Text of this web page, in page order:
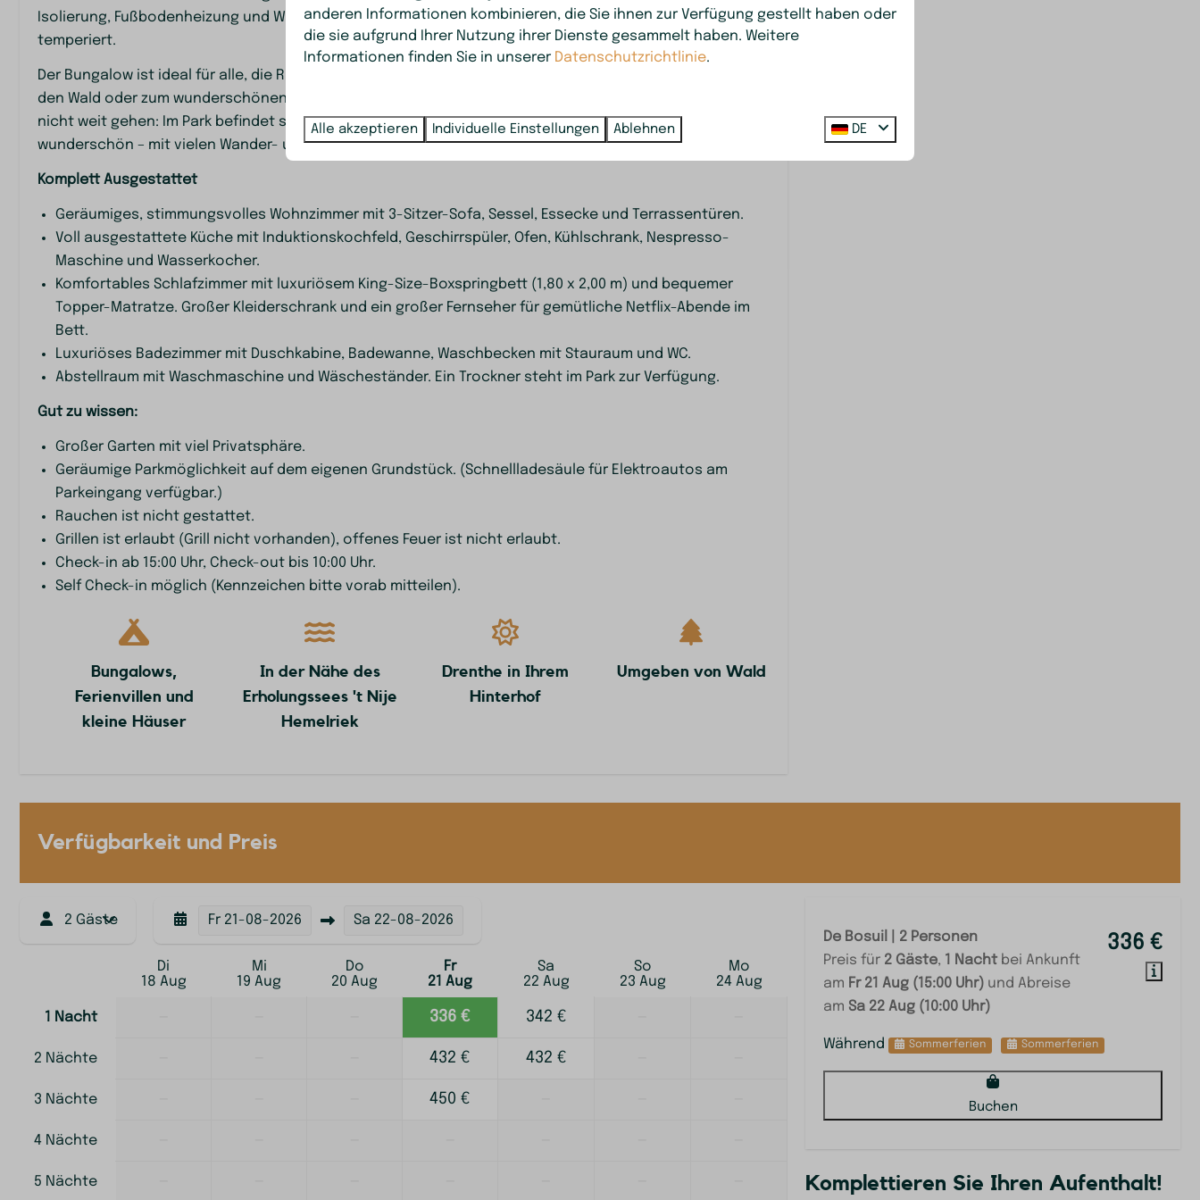
Badewanne
Heizung und Kühlung
Fußbodenheizung
Standort
Schatten
Ruhige Lage
Freistehend
Außenbereich
Esstisch für draußen
Terrasse
Garten
Sicherheit
Bildschirme
Rauchmelder
Eisen
Bügelbrett
Hoover
Erdgeschoss
Sport und Aktivitäten
Fahrradverleih
Parkanlagen
Parkplätze
Schaukeln
Frühstücksdienst
Ladestation für
Ladestation für Elektroautos
Isolierung, Fußbodenheizung und Wärmepumpe ist das Ferienhaus in jeder Jahreszeit angenehm
temperiert.
Der Bungalow ist ideal für alle, die Ruhe, Freiraum und Natur genießen möchten. Du spazierst direkt in
den Wald oder zum wunderschönen azurblauen Badesee 't Nije Hemelriek. Auch kulinarisch musst du
nicht weit gehen: Im Park befindet sich ein Restaurant, in dem du lecker essen kannst. Die Umgebung ist
wunderschön – mit vielen Wander- und Radwegen sowie beeindruckenden Hünengräbern in der Nähe.
Komplett Ausgestattet
Geräumiges, stimmungsvolles Wohnzimmer mit 3-Sitzer-Sofa, Sessel, Essecke und Terrassentüren.
Voll ausgestattete Küche mit Induktionskochfeld, Geschirrspüler, Ofen, Kühlschrank, Nespresso-
Maschine und Wasserkocher.
Komfortables Schlafzimmer mit luxuriösem King-Size-Boxspringbett (1,80 x 2,00 m) und bequemer
Topper-Matratze. Großer Kleiderschrank und ein großer Fernseher für gemütliche Netflix-Abende im
Bett.
Luxuriöses Badezimmer mit Duschkabine, Badewanne, Waschbecken mit Stauraum und WC.
Abstellraum mit Waschmaschine und Wäscheständer. Ein Trockner steht im Park zur Verfügung.
Gut zu wissen:
Großer Garten mit viel Privatsphäre.
Geräumige Parkmöglichkeit auf dem eigenen Grundstück. (Schnellladesäule für Elektroautos am
Parkeingang verfügbar.)
Rauchen ist nicht gestattet.
Grillen ist erlaubt (Grill nicht vorhanden), offenes Feuer ist nicht erlaubt.
Check-in ab 15:00 Uhr, Check-out bis 10:00 Uhr.
Self Check-in möglich (Kennzeichen bitte vorab mitteilen).
Bungalows,
Ferienvillen und
kleine Häuser
In der Nähe des
Erholungssees 't Nije
Hemelriek
Drenthe in Ihrem
Hinterhof
Umgeben von Wald
Verfügbarkeit und Preis
2 Gäste Fr 21-08-2026 Sa 22-08-2026
Di
18 Aug
Mi
19 Aug
Do
20 Aug
Fr
21 Aug
Sa
22 Aug
So
23 Aug
Mo
24 Aug
1 Nacht 336 € 342 €
2 Nächte 432 € 432 €
3 Nächte 450 €
4 Nächte
5 Nächte
336 €
De Bosuil | 2 Personen
Preis für 2 Gäste, 1 Nacht bei Ankunft
am Fr 21 Aug (15:00 Uhr) und Abreise
am Sa 22 Aug (10:00 Uhr)
Während Sommerferien Sommerferien
Buchen
Komplettieren Sie Ihren Aufenthalt!
anderen Informationen kombinieren, die Sie ihnen zur Verfügung gestellt haben oder
die sie aufgrund Ihrer Nutzung ihrer Dienste gesammelt haben. Weitere
Informationen finden Sie in unserer Datenschutzrichtlinie.
Alle akzeptieren Individuelle Einstellungen Ablehnen DE